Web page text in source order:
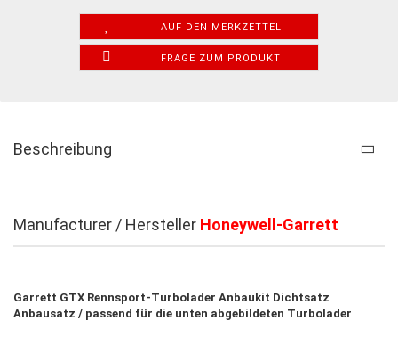
AUF DEN MERKZETTEL
FRAGE ZUM PRODUKT
Beschreibung
Manufacturer / Hersteller Honeywell-Garrett
Garrett GTX Rennsport-Turbolader Anbaukit Dichtsatz
Anbausatz / passend für die unten abgebildeten Turbolader